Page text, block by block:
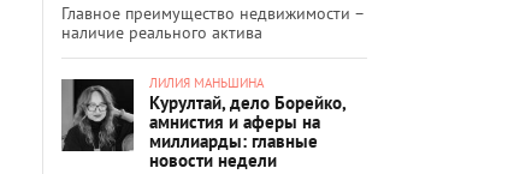
Главное преимущество недвижимости –
наличие реального актива
ЛИЛИЯ МАНЬШИНА
Курултай, дело Борейко,
амнистия и аферы на
миллиарды: главные
новости недели